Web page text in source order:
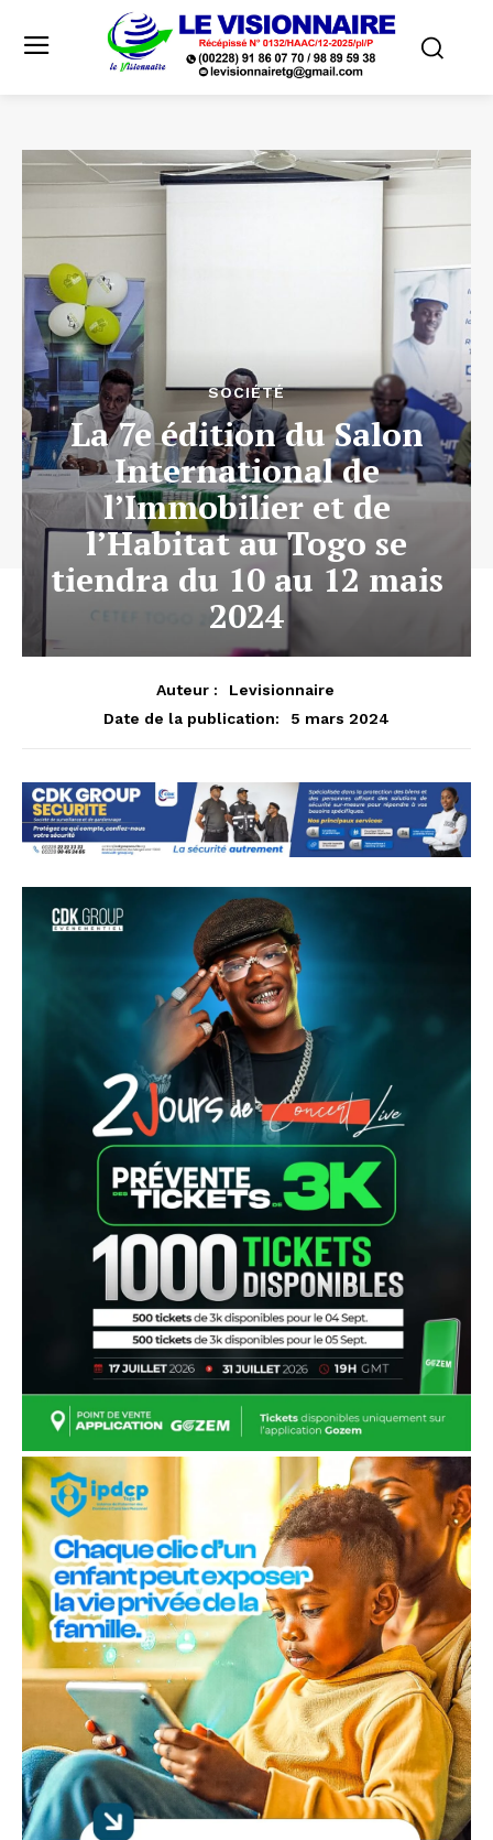
SOCIÉTÉ
La 7e édition du Salon
International de
l’Immobilier et de
l’Habitat au Togo se
tiendra du 10 au 12 mais
2024
Auteur :
Levisionnaire
Date de la publication:
5 mars 2024